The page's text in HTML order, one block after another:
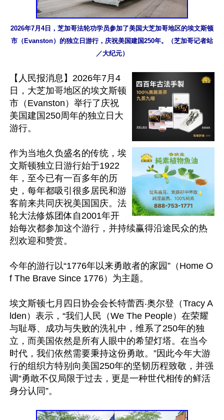
2026年7月4日，芝加哥法轮功学员参加了美国大芝加哥地区的埃文斯顿
市（Evanston）的独立日游行，庆祝美国建国250年。（芝加哥记者站
／大纪元）
【人民报消息】2026年7月4
日，大芝加哥地区的埃文斯顿
市（Evanston）举行了庆祝
美国建国250周年的独立日大
游行。
作为当地久负盛名的传统，埃
文斯顿独立日游行始于1922
年，至今已有一百多年的历
史，每年都吸引很多居民和游
客前来共同庆祝美国国庆。法
轮大法修炼团体自2001年开
始每次都参加这个游行，并持续赢得沿途民众的热
烈欢迎和赞赏。
今年的游行以“1776年以来勇敢者的家园”（Home O
f The Brave Since 1776）为主题。
埃文斯顿七月四日协会会长特蕾西‧奥尔登（Tracy A
lden）表示，“我们人民（We The People）在荣耀
与耻辱、成功与失败的洗礼中，维系了250年的独
立，而美国依然是所有人眼中的希望灯塔。在当今
时代，我们依然需要秉持这份勇敢。”因此今年大游
行的组织方特别向美国250年的坚韧历程致敬，并强
调“勇敢不仅局限于过去，更是一种世代相传的鲜活
身分认同”。